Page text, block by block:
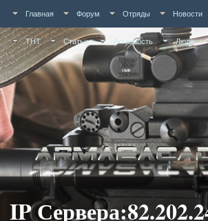
Главная Форум Отряды Новости
ТНТ Статьи Активность Люди
IP